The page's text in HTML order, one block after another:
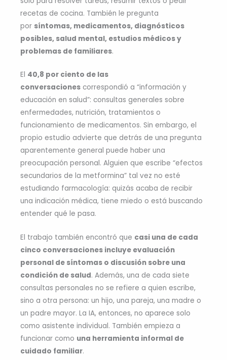
recetas de cocina. También le pregunta
por síntomas, medicamentos, diagnósticos
posibles, salud mental, estudios médicos y
problemas de familiares.
El 40,8 por ciento de las
conversaciones correspondió a “información y
educación en salud”: consultas generales sobre
enfermedades, nutrición, tratamientos o
funcionamiento de medicamentos. Sin embargo, el
propio estudio advierte que detrás de una pregunta
aparentemente general puede haber una
preocupación personal. Alguien que escribe “efectos
secundarios de la metformina” tal vez no esté
estudiando farmacología: quizás acaba de recibir
una indicación médica, tiene miedo o está buscando
entender qué le pasa.
El trabajo también encontró que casi una de cada
cinco conversaciones incluye evaluación
personal de síntomas o discusión sobre una
condición de salud. Además, una de cada siete
consultas personales no se refiere a quien escribe,
sino a otra persona: un hijo, una pareja, una madre o
un padre mayor. La IA, entonces, no aparece solo
como asistente individual. También empieza a
funcionar como una herramienta informal de
cuidado familiar.